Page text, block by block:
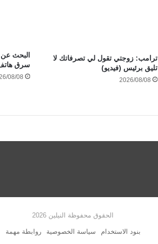
ترامب: زوجتي تقول لي تصرفاتك لا
تليق برئيس (فيديو)
2026/08/08
البحث
سرق هاتف
08/08
الحقوق محفوظة النيلين 2026
بنود الاستخدام سياسة الخصوصية روابطة مهمة